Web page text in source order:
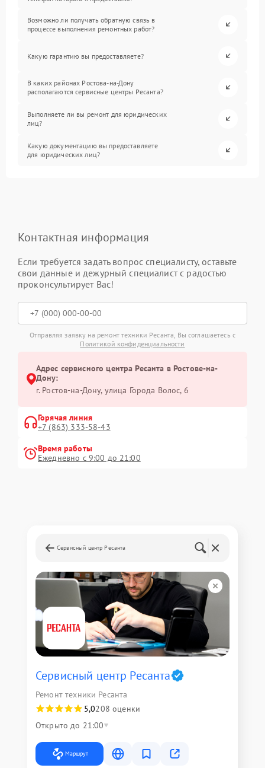
Возможно ли получать обратную связь в
процессе выполнения ремонтных работ?
Какую гарантию вы предоставляете?
В каких районах Ростова-на-Дону
располагаются сервисные центры Ресанта?
Выполняете ли вы ремонт для юридических
лиц?
Какую документацию вы предоставляете
для юридических лиц?
Контактная информация
Если требуется задать вопрос специалисту, оставьте
свои данные и дежурный специалист с радостью
проконсультирует Вас!
Отправляя заявку на ремонт техники Ресанта, Вы соглашаетесь с
Политикой конфиденциальности
Адрес сервисного центра Ресанта в Ростове-на-
Дону:
г. Ростов-на-Дону, улица Города Волос, 6
Горячая линия
+7 (863) 333-58-43
Время работы
Ежедневно с 9:00 до 21:00
Сервисный центр Ресанта
Сервисный центр Ресанта
Ремонт техники Ресанта
5,0208 оценки
Открыто до 21:00
Маршрут